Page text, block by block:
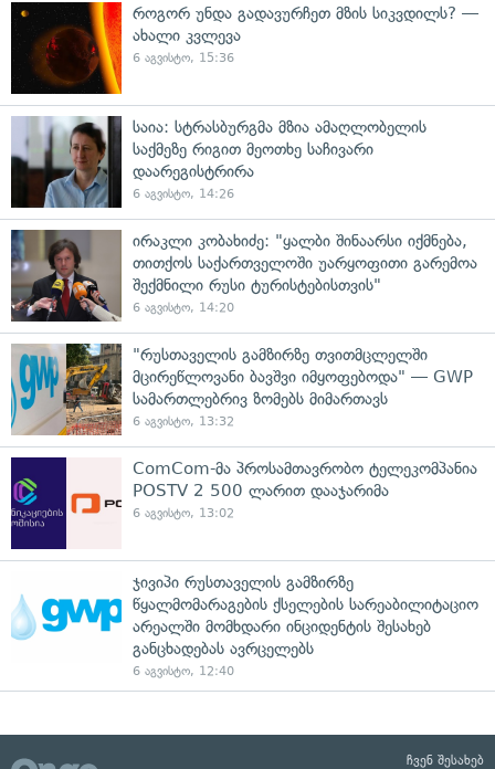
როგორ უნდა გადავურჩეთ მზის სიკვდილს? —
ახალი კვლევა
6 აგვისტო, 15:36
საია: სტრასბურგმა მზია ამაღლობელის
საქმეზე რიგით მეოთხე საჩივარი
დაარეგისტრირა
6 აგვისტო, 14:26
ირაკლი კობახიძე: "ყალბი შინაარსი იქმნება,
თითქოს საქართველოში უარყოფითი გარემოა
შექმნილი რუსი ტურისტებისთვის"
6 აგვისტო, 14:20
"რუსთაველის გამზირზე თვითმცლელში
მცირეწლოვანი ბავშვი იმყოფებოდა" — GWP
სამართლებრივ ზომებს მიმართავს
6 აგვისტო, 13:32
ComCom-მა პროსამთავრობო ტელეკომპანია
POSTV 2 500 ლარით დააჯარიმა
6 აგვისტო, 13:02
ჯივიპი რუსთაველის გამზირზე
წყალმომარაგების ქსელების სარეაბილიტაციო
არეალში მომხდარი ინციდენტის შესახებ
განცხადებას ავრცელებს
6 აგვისტო, 12:40
ჩვენ შესახებ